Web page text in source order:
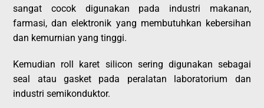
sangat cocok digunakan pada industri makanan,
farmasi, dan elektronik yang membutuhkan kebersihan
dan kemurnian yang tinggi.
Kemudian roll karet silicon sering digunakan sebagai
seal atau gasket pada peralatan laboratorium dan
industri semikonduktor.